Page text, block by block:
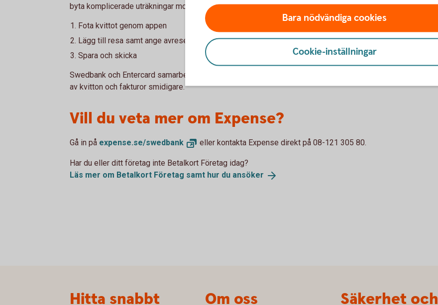
byta komplicerade uträkningar mot redovisat traktamente genom att:
Fota kvittot genom appen
Lägg till resa samt ange avreseort och destination för inrikes eller utrikes resor
Spara och skicka
Swedbank och Entercard samarbetar med Dicom Expense, ett företag som gör hantering
av kvitton och fakturor smidigare.
Vill du veta mer om Expense?
Gå in på expense.se/swedbank eller kontakta Expense direkt på 08-121 305 80.
Har du eller ditt företag inte Betalkort Företag idag?
Läs mer om Betalkort Företag samt hur du ansöker
Bara nödvändiga cookies
Cookie-inställningar
Hitta snabbt Om oss Säkerhet och